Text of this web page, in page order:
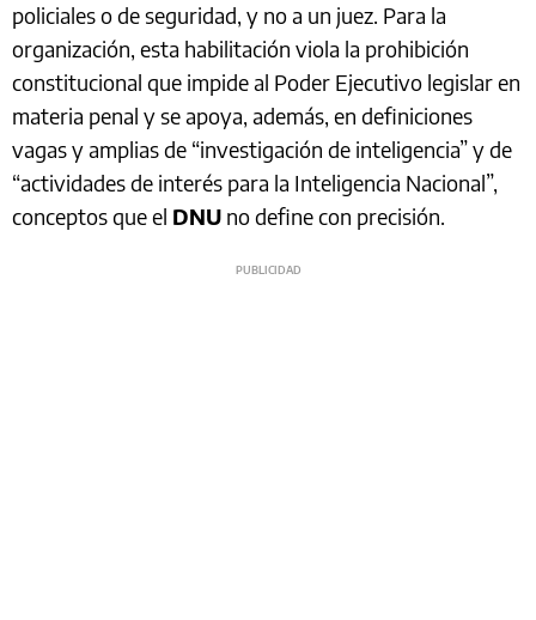
policiales o de seguridad, y no a un juez. Para la
organización, esta habilitación viola la prohibición
constitucional que impide al Poder Ejecutivo legislar en
materia penal y se apoya, además, en definiciones
vagas y amplias de “investigación de inteligencia” y de
“actividades de interés para la Inteligencia Nacional”,
conceptos que el DNU no define con precisión.